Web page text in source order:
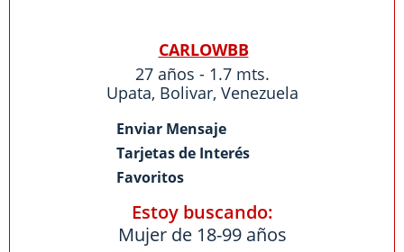
CARLOWBB
27 años - 1.7 mts.
Upata, Bolivar, Venezuela
Enviar Mensaje
Tarjetas de Interés
Favoritos
Estoy buscando:
Mujer de 18-99 años